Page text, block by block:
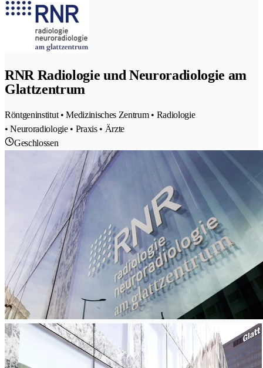
RNR Radiologie und Neuroradiologie am
Glattzentrum
Röntgeninstitut • Medizinisches Zentrum • Radiologie
• Neuroradiologie • Praxis • Ärzte
Geschlossen